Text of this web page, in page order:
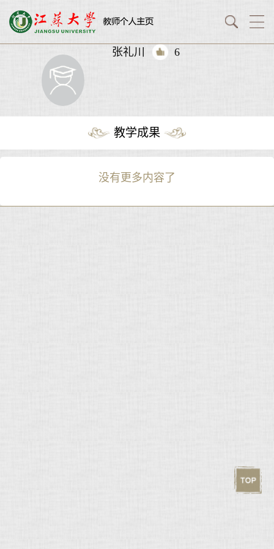
张礼川 6
教学成果
没有更多内容了